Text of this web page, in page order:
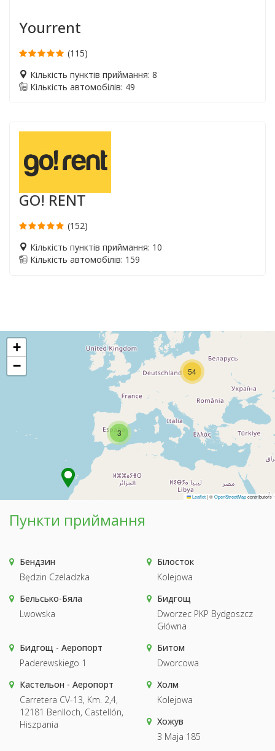
Yourrent
(115)
Кількість пунктів приймання: 8
Кількість автомобілів: 49
GO! RENT
(152)
Кількість пунктів приймання: 10
Кількість автомобілів: 159
3
54
+
−
Leaflet|©OpenStreetMapcontributors
Пункти приймання
Бендзин
Będzin Czeladzka
Білосток
Kolejowa
Бельсько-Бяла
Lwowska
Бидгощ
Dworzec PKP Bydgoszcz
Główna
Бидгощ - Аеропорт
Paderewskiego 1
Битом
Dworcowa
Кастельон - Аеропорт
Carretera CV-13, Km. 2,4,
12181 Benlloch, Castellón,
Hiszpania
Холм
Kolejowa
Хожув
3 Maja 185